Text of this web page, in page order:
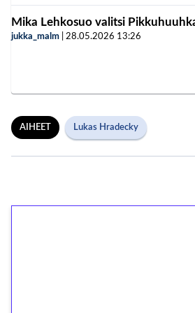
Mika Lehkosuo valitsi
jukka_malm 28.05.2026 13:26
AIHEET Lukas Hradecky